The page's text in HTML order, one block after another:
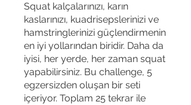
Squat kalçalarınızı, karın
kaslarınızı, kuadrisepslerinizi ve
hamstringlerinizi güçlendirmenin
en iyi yollarından biridir. Daha da
iyisi, her yerde, her zaman squat
yapabilirsiniz. Bu challenge, 5
egzersizden oluşan bir seti
içeriyor. Toplam 25 tekrar ile